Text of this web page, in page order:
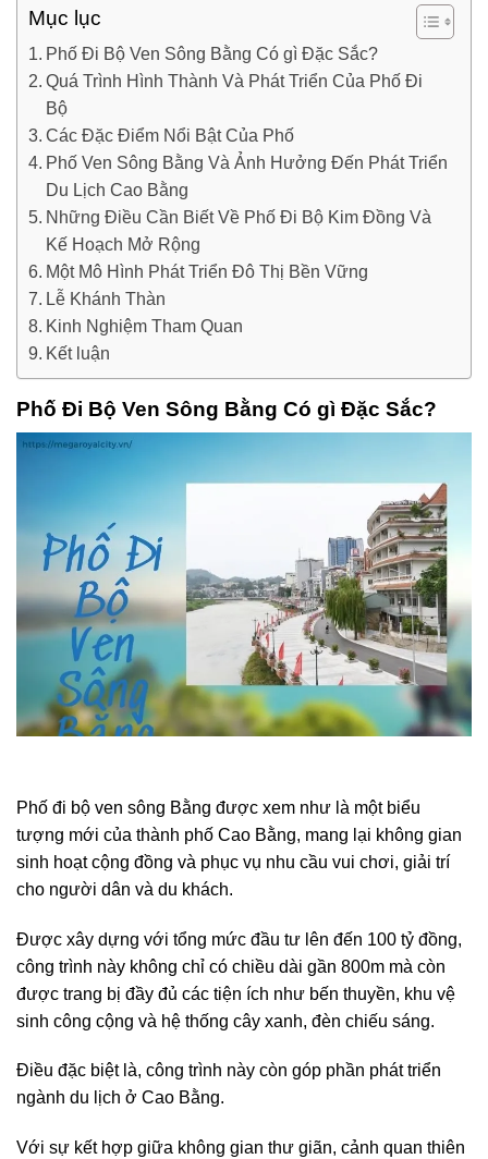
Mục lục
Phố Đi Bộ Ven Sông Bằng Có gì Đặc Sắc?
Quá Trình Hình Thành Và Phát Triển Của Phố Đi
Bộ
Các Đặc Điểm Nổi Bật Của Phố
Phố Ven Sông Bằng Và Ảnh Hưởng Đến Phát Triển
Du Lịch Cao Bằng
Những Điều Cần Biết Về Phố Đi Bộ Kim Đồng Và
Kế Hoạch Mở Rộng
Một Mô Hình Phát Triển Đô Thị Bền Vững
Lễ Khánh Thàn
Kinh Nghiệm Tham Quan
Kết luận
Phố Đi Bộ Ven Sông Bằng Có gì Đặc Sắc?
Phố đi bộ ven sông Bằng được xem như là một biểu
tượng mới của thành phố Cao Bằng, mang lại không gian
sinh hoạt cộng đồng và phục vụ nhu cầu vui chơi, giải trí
cho người dân và du khách.
Được xây dựng với tổng mức đầu tư lên đến 100 tỷ đồng,
công trình này không chỉ có chiều dài gần 800m mà còn
được trang bị đầy đủ các tiện ích như bến thuyền, khu vệ
sinh công cộng và hệ thống cây xanh, đèn chiếu sáng.
Điều đặc biệt là, công trình này còn góp phần phát triển
ngành du lịch ở Cao Bằng.
Với sự kết hợp giữa không gian thư giãn, cảnh quan thiên